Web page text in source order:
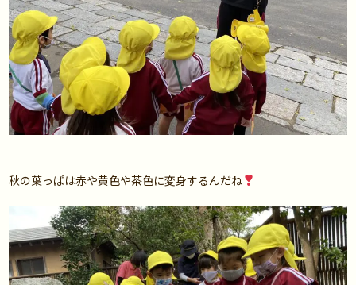
秋の葉っぱは赤や黄色や茶色に変身するんだね